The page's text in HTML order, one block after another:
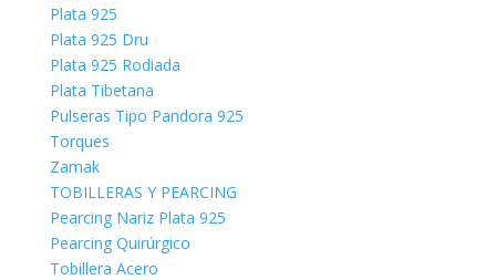
Plata 925
Plata 925 Dru
Plata 925 Rodiada
Plata Tibetana
Pulseras Tipo Pandora 925
Torques
Zamak
TOBILLERAS Y PEARCING
Pearcing Nariz Plata 925
Pearcing Quirúrgico
Tobillera Acero